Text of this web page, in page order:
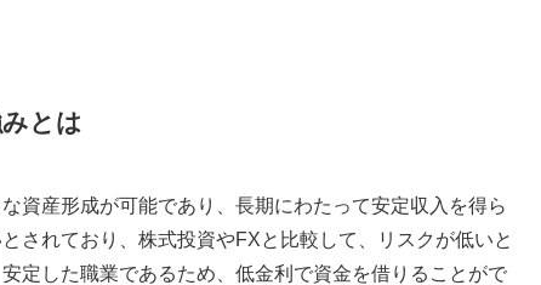
とは
資産形成が可能であり、長期にわたって安定収入を得ら
されており、株式投資やFXと比較して、リスクが低いと
定した職業であるため、低金利で資金を借りることがで